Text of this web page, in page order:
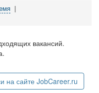
|
вакансий.
на сайте JobCareer.ru